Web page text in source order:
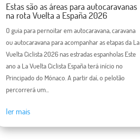
Estas são as áreas para autocaravanas
na rota Vuelta a España 2026
O guia para pernoitar em autocaravana, caravana
ou autocaravana para acompanhar as etapas da La
Vuelta Ciclista 2026 nas estradas espanholas Este
ano a La Vuelta Ciclista España terá início no
Principado do Mónaco. A partir daí, o pelotão
percorrerá um...
ler mais